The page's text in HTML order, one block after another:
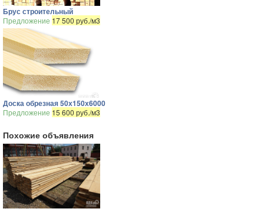
Брус строительный
Предложение 17 500 руб./м3
Доска обрезная 50х150х6000
Предложение 15 600 руб./м3
Похожие объявления